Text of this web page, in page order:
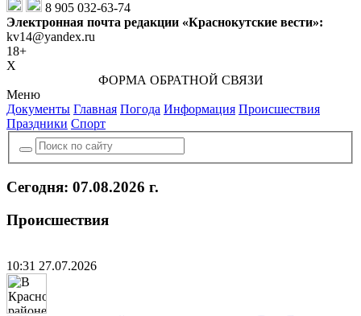
8 905 032-63-74
Электронная почта редакции «Краснокутские вести»:
kv14@yandex.ru
18+
X
ФОРМА ОБРАТНОЙ СВЯЗИ
Меню
Документы Главная Погода Информация Происшествия
Праздники Спорт
Сегодня: 07.08.2026 г.
Происшествия
10:31 27.07.2026